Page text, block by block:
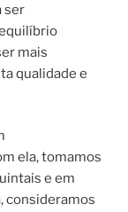
ser
mais
qualidade e
ela, tomamos
e em
consideramos